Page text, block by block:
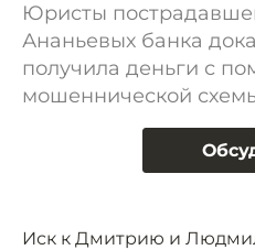
Юристы
Ананьевых банка
получила деньги с
мошеннической
Иск к Дмитрию и